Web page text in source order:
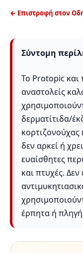
← Επιστροφή στον
Σύντομη
Το Protopic και
αναστολείς
δερματίτιδα/
κορτιζονούχας
δεν αρκεί ή
ευαίσθητες
και πτυχές. Δεν
έρπητα ή πληγή